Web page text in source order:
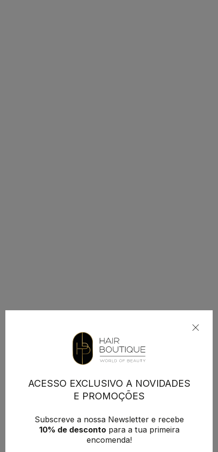
ACESSO EXCLUSIVO A NOVIDADES
E PROMOÇÕES
Subscreve a nossa Newsletter e recebe
10% de descontopara a tua primeira
encomenda!